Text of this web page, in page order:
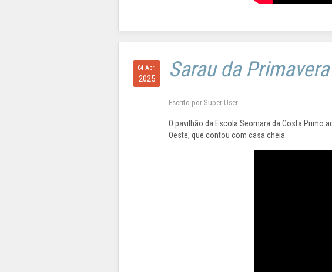
04 Abr.
2025 Sarau da Primavera
Escrito por Super User.
O pavilhão da Escola Seomara da Costa Primo
Oeste, que contou com casa cheia.